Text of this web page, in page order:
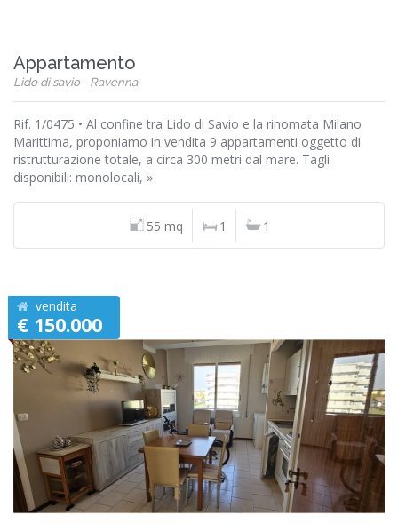
Appartamento
Lido di savio - Ravenna
Rif. 1/0475 • Al confine tra Lido di Savio e la rinomata Milano
Marittima, proponiamo in vendita 9 appartamenti oggetto di
ristrutturazione totale, a circa 300 metri dal mare. Tagli
disponibili: monolocali, »
55 mq 1 1
vendita
€ 150.000